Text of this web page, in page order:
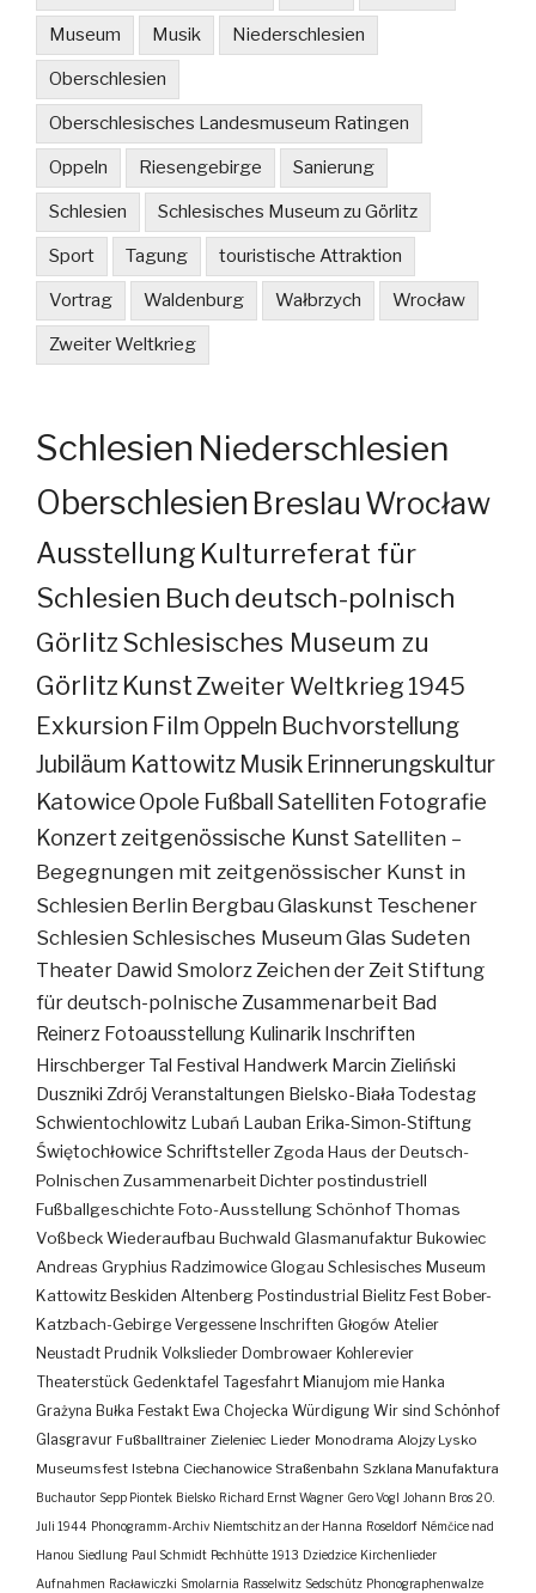
Museum Musik Niederschlesien
Oberschlesien
Oberschlesisches Landesmuseum Ratingen
Oppeln Riesengebirge Sanierung
Schlesien Schlesisches Museum zu Görlitz
Sport Tagung touristische Attraktion
Vortrag Waldenburg Wałbrzych Wrocław
Zweiter Weltkrieg
Schlesien Niederschlesien
Oberschlesien Breslau Wrocław
Ausstellung Kulturreferat für
Schlesien Buch deutsch-polnisch
GörlitzSchlesisches Museum zu
Görlitz KunstZweiter Weltkrieg 1945
Exkursion Film Oppeln Buchvorstellung
Jubiläum Kattowitz Musik Erinnerungskultur
KatowiceOpole FußballSatelliten Fotografie
Konzertzeitgenössische Kunst Satelliten –
Begegnungen mit zeitgenössischer Kunst in
Schlesien Berlin BergbauGlaskunst Teschener
Schlesien Schlesisches MuseumGlas Sudeten
Theater Dawid Smolorz Zeichen der Zeit Stiftung
für deutsch-polnische Zusammenarbeit Bad
Reinerz Fotoausstellung Kulinarik Inschriften
Hirschberger Tal Festival Handwerk Marcin Zieliński
Duszniki Zdrój Veranstaltungen Bielsko-Biała Todestag
Schwientochlowitz
Lubań Lauban Erika-Simon-Stiftung
Świętochłowice SchriftstellerZgoda Haus der Deutsch-
Polnischen ZusammenarbeitDichterpostindustriell
Fußballgeschichte Foto-AusstellungSchönhofThomas
VoßbeckWiederaufbau Buchwald Glasmanufaktur Bukowiec
Andreas Gryphius Radzimowice Glogau Schlesisches Museum
Kattowitz Beskiden Altenberg Postindustrial Bielitz Fest Bober-
Katzbach-Gebirge Vergessene Inschriften Głogów Atelier
Neustadt Prudnik Volkslieder Dombrowaer Kohlerevier
Theaterstück Gedenktafel Tagesfahrt Mianujom mie Hanka
Grażyna Bułka Festakt Ewa Chojecka Würdigung Wir sind Schönhof
Glasgravur Fußballtrainer Zieleniec Lieder Monodrama Alojzy Lysko
Museumsfest Istebna Ciechanowice Straßenbahn Szklana Manufaktura
Buchautor Sepp Piontek Bielsko Richard Ernst Wagner Gero Vogl Johann Bros 20.
Juli 1944 Phonogramm-Archiv Niemtschitz an der Hanna Roseldorf Némčice nad
Hanou Siedlung Paul Schmidt Pechhütte 1913 Dziedzice Kirchenlieder
Aufnahmen Racławiczki Smolarnia Rasselwitz Sedschütz Phonographenwalze